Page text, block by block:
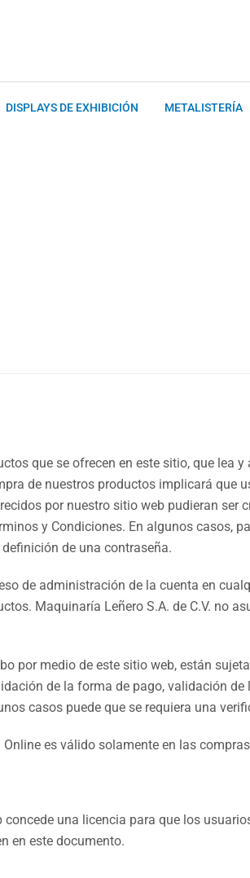
DISPLAYS DE EXHIBICIÓN METALISTERÍA
que se ofrecen en este sitio, que lea
de nuestros productos implicará que
por nuestro sitio web pudieran ser
y Condiciones. En algunos casos,
de una contraseña.
de administración de la cuenta en
Maquinaría Leñero S.A. de C.V. no
por medio de este sitio web, están
de la forma de pago, validación
casos puede que se requiera una
es válido solamente en las
concede una licencia para que los
en este documento.